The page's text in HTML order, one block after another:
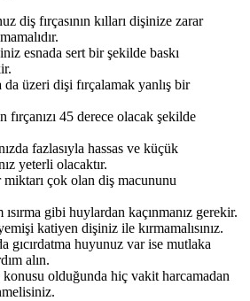
diş fırçasının kılları dişinize zarar
esnada sert bir şekilde baskı
üzeri dişi fırçalamak yanlış bir
45 derece olacak şekilde
fazlasıyla hassas ve küçük
yeterli olacaktır.
çok olan diş macununu
gibi huylardan kaçınmanız gerekir.
katiyen dişiniz ile kırmamalısınız.
gıcırdatma huyunuz var ise mutlaka
alın.
konusu olduğunda hiç vakit harcamadan